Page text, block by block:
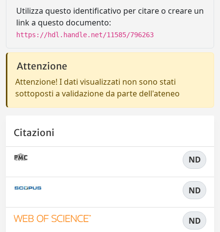
Utilizza questo identificativo per citare o creare un
link a questo documento:
https://hdl.handle.net/11585/796263
Attenzione
Attenzione! I dati visualizzati non sono stati
sottoposti a validazione da parte dell'ateneo
Citazioni
ND
ND
ND